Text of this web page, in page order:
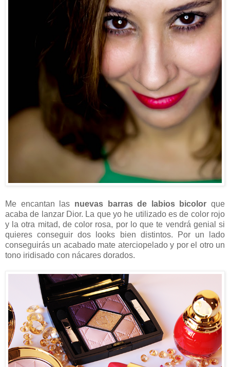
Me encantan las nuevas barras de labios bicolor que
acaba de lanzar Dior. La que yo he utilizado es de color rojo
y la otra mitad, de color rosa, por lo que te vendrá genial si
quieres conseguir dos looks bien distintos. Por un lado
conseguirás un acabado mate aterciopelado y por el otro un
tono iridisado con nácares dorados.